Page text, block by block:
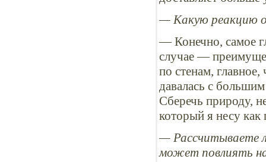
— Какую реакцию
— Конечно, самое
случае —
по стенам,
давалась с
Сберечь природу,
который я несу как
— Рассчитываете
может повлиять